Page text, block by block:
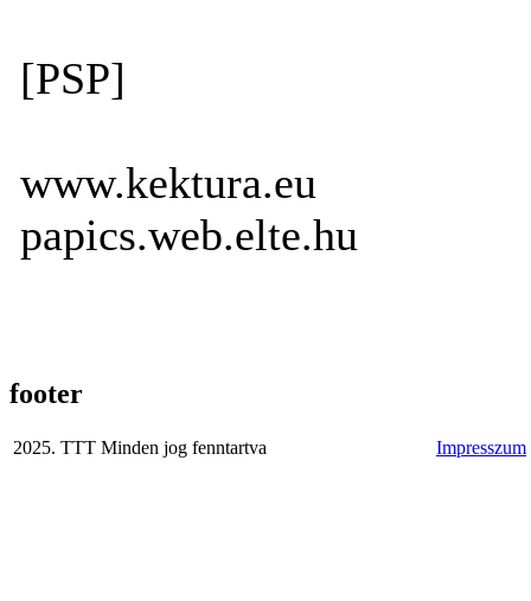
[PSP]
www.kektura.eu
papics.web.elte.hu
footer
2025. TTT Minden jog fenntartva Impresszum